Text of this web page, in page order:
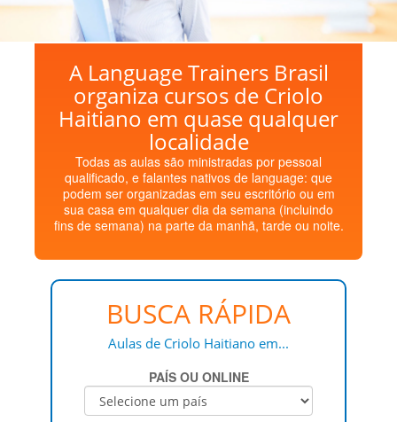
A Language Trainers Brasil
organiza cursos de Criolo
Haitiano em quase qualquer
localidade
Todas as aulas são ministradas por pessoal
qualificado, e falantes nativos de language: que
podem ser organizadas em seu escritório ou em
sua casa em qualquer dia da semana (incluindo
fins de semana) na parte da manhã, tarde ou noite.
BUSCA RÁPIDA
Aulas de Criolo Haitiano em...
PAÍS OU ONLINE